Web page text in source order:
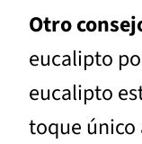
Otro
eucalipto
eucalipto
toque único